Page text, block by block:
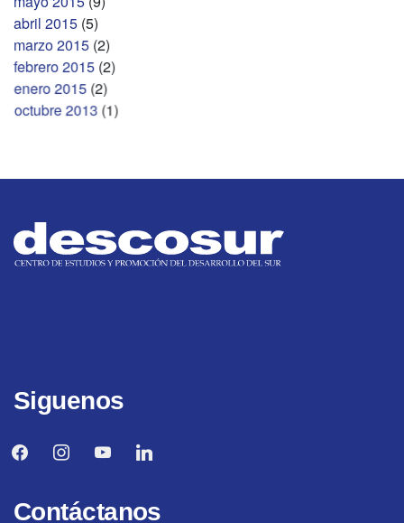
abril 2015 (5)
marzo 2015 (2)
febrero 2015 (2)
enero 2015 (2)
octubre 2013 (1)
Siguenos
facebookinstagramyoutubelinkedin
Contáctanos